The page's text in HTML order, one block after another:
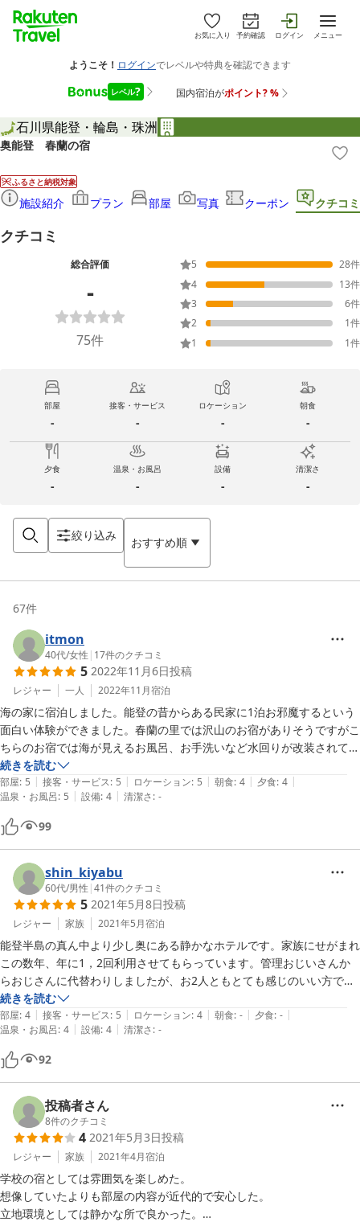
お気に入り 予約確認 ログイン メニュー
石川県能登・輪島・珠洲
奥能登 春蘭の宿
ふるさと納税対象
施設紹介 プラン 部屋 写真 クーポン クチコミ
クチコミ
総合評価
-
75件
5 28件
4
13件
3
6件
2
1件
1
1件
部屋
-
接客・サービス
-
ロケーション
-
朝食
-
夕食
-
温泉・お風呂
-
設備
-
清潔さ
-
絞り込み おすすめ順
67件
itmon
40代/女性 | 17件のクチコミ
5 2022年11月6日投稿
レジャー 一人 2022年11月宿泊
海の家に宿泊しました。能登の昔からある民家に1泊お邪魔するという
面白い体験ができました。春蘭の里では沢山のお宿がありそうですがこ
ちらのお宿では海が見えるお風呂、お手洗いなど水回りが改装されてい
て気分が良かったです。ご飯も親戚の家で食べるご馳走という感じでよ
かったです。あたたかいおもてなしありがとうございました！
続きを読む
部屋: 5 | 接客・サービス: 5 | ロケーション: 5 | 朝食: 4 | 夕食: 4 |
温泉・お風呂: 5 | 設備: 4 | 清潔さ: -
99
shin_kiyabu
60代/男性 |41件のクチコミ
5 2021年5月8日投稿
レジャー 家族 2021年5月宿泊
能登半島の真ん中より少し奥にある静かなホテルです。家族にせがまれ
この数年、年に1，2回利用させてもらっています。管理おじいさんか
らおじさんに代替わりしましたが、お2人ともとても感じのいい方で、
少しお話をするのが旅の楽しみです。子供4人と妻の計6人で利用です
ので、とても安くしてもらっているのが嬉しいです。「タオルを置き忘
れた」など多少不備があってもご愛敬、連絡したらすぐに用意してくれ
ました。この夏もまた利用させてもらいたいと楽天トラベルさんの予約
設定を見ていますが、コロナのせいか予約が開きません。直接telか
な？
続きを読む
部屋: 4 | 接客・サービス: 5 | ロケーション: 4 | 朝食: - | 夕食: - |
温泉・お風呂: 4 | 設備: 4 | 清潔さ: -
92
投稿者さん
8件のクチコミ
4 2021年5月3日投稿
レジャー 家族 2021年4月宿泊
学校の宿としては雰囲気を楽しめた。
想像していたよりも部屋の内容が近代的で安心した。
立地環境としては静かな所で良かった。